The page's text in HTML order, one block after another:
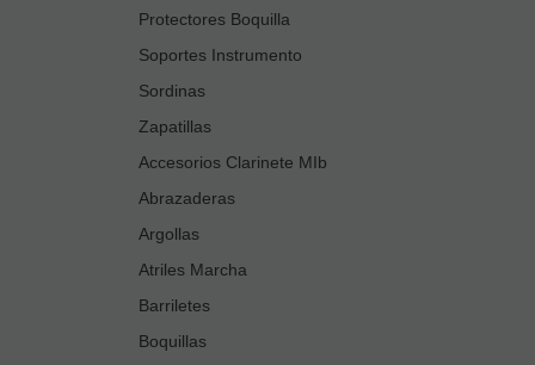
Protectores Boquilla
Soportes Instrumento
Sordinas
Zapatillas
Accesorios Clarinete MIb
Abrazaderas
Argollas
Atriles Marcha
Barriletes
Boquillas